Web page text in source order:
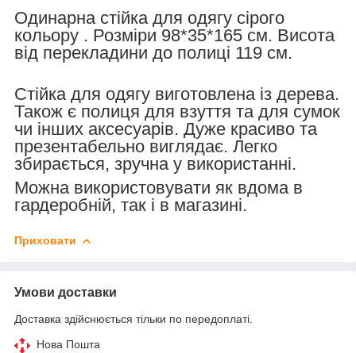
Одинарна стійка для одягу сірого
кольору . Розміри 98*35*165 см. Висота
від перекладини до полиці 119 см.
Стійка для одягу виготовлена ​​із дерева.
Також є полиця для взуття та для сумок
чи інших аксесуарів. Дуже красиво та
презентабельно виглядає. Легко
збирається, зручна у використанні.
Можна використовувати як вдома в
гардеробній, так і в магазині.
Приховати
Умови доставки
Доставка здійснюється тільки по передоплаті.
Нова Пошта